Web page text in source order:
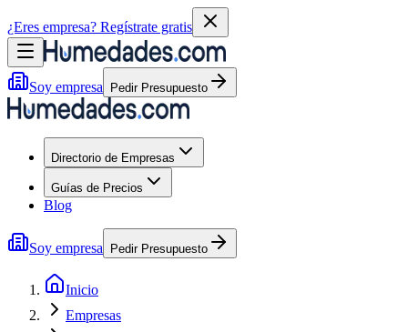
¿Eres empresa? Regístrate gratis
Soy empresa Pedir Presupuesto
Directorio de Empresas
Guías de Precios
Blog
Soy empresa Pedir Presupuesto
Inicio
Empresas